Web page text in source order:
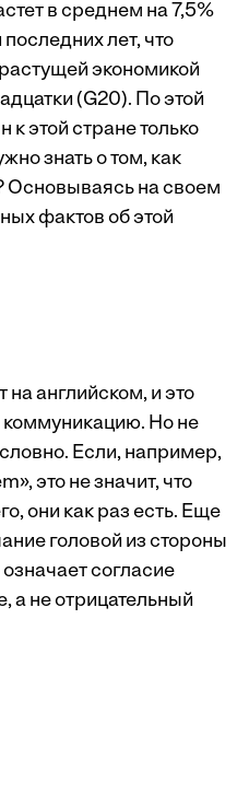
в среднем на 7,5%
лет, что
экономикой
(G20). По этой
к этой стране только
знать о том, как
Основываясь на своем
фактов об этой
на английском, и это
Но не
Если, например,
это не значит, что
они как раз есть. Еще
головой из стороны
согласие
не отрицательный